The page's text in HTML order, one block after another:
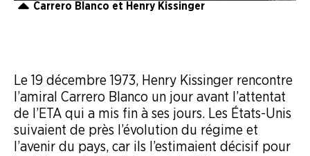
Carrero Blanco et Henry Kissinger
Le 19 décembre 1973, Henry Kissinger rencontre
l’amiral Carrero Blanco un jour avant l’attentat
de l’ETA qui a mis fin à ses jours. Les États-Unis
suivaient de près l’évolution du régime et
l’avenir du pays, car ils l’estimaient décisif pour